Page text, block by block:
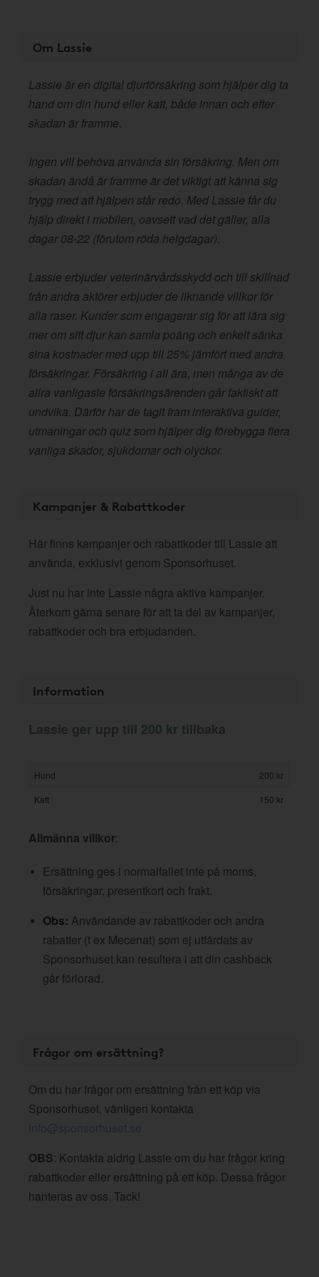
Om Lassie
Lassie är en digital djurförsäkring som hjälper dig ta
hand om din hund eller katt, både innan och efter
skadan är framme.
Ingen vill behöva använda sin försäkring. Men om
skadan ändå är framme är det viktigt att känna sig
trygg med att hjälpen står redo. Med Lassie får du
hjälp direkt i mobilen, oavsett vad det gäller, alla
dagar 08-22 (förutom röda helgdagar).
Lassie erbjuder veterinärvårdsskydd och till skillnad
från andra aktörer erbjuder de liknande villkor för
alla raser. Kunder som engagerar sig för att lära sig
mer om sitt djur kan samla poäng och enkelt sänka
sina kostnader med upp till 25% jämfört med andra
försäkringar. Försäkring i all ära, men många av de
allra vanligaste försäkringsärenden går faktiskt att
undvika. Därför har de tagit fram interaktiva guider,
utmaningar och quiz som hjälper dig förebygga flera
vanliga skador, sjukdomar och olyckor.
Kampanjer & Rabattkoder
Här finns kampanjer och rabattkoder till Lassie att
använda, exklusivt genom Sponsorhuset.
Just nu har inte Lassie några aktiva kampanjer.
Återkom gärna senare för att ta del av kampanjer,
rabattkoder och bra erbjudanden.
Information
Lassie ger upp till 200 kr tillbaka
Hund
200 kr
Katt
150 kr
Allmänna villkor:
Ersättning ges i normalfallet inte på moms,
försäkringar, presentkort och frakt.
Obs: Användande av rabattkoder och andra
rabatter (t ex Mecenat) som ej utfärdats av
Sponsorhuset kan resultera i att din cashback
går förlorad.
Frågor om ersättning?
Om du har frågor om ersättning från ett köp via
Sponsorhuset, vänligen kontakta
info@sponsorhuset.se
OBS: Kontakta aldrig Lassie om du har frågor kring
rabattkoder eller ersättning på ett köp. Dessa frågor
hanteras av oss. Tack!